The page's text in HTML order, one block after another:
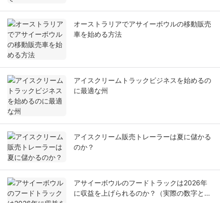
オーストラリアでアサイーボウルの移動販売
車を始める方法
アイスクリームトラックビジネスを始めるの
に最適な州
アイスクリーム販売トレーラーは夏に儲かる
のか？
アサイーボウルのフードトラックは2026年
に収益を上げられるのか？（実際の数字と投